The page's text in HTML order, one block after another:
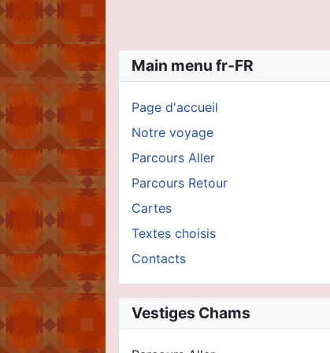
Main menu fr-FR
Page d'accueil
Notre voyage
Parcours Aller
Parcours Retour
Cartes
Textes choisis
Contacts
Vestiges Chams